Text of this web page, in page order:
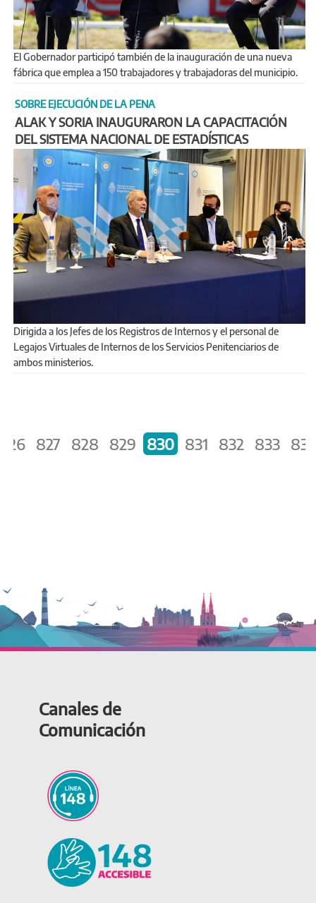
El Gobernador participó también de la inauguración de una nueva
fábrica que emplea a 150 trabajadores y trabajadoras del municipio.
SOBRE EJECUCIÓN DE LA PENA
ALAK Y SORIA INAUGURARON LA CAPACITACIÓN
DEL SISTEMA NACIONAL DE ESTADÍSTICAS
Dirigida a los Jefes de los Registros de Internos y el personal de
Legajos Virtuales de Internos de los Servicios Penitenciarios de
ambos ministerios.
827 828 829 830 831 832 833
Canales de
Comunicación